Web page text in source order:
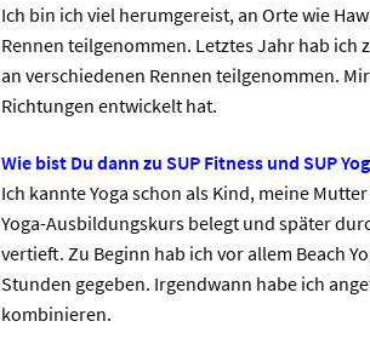
Ich bin ich viel herumgereist, an Orte wie
Rennen teilgenommen. Letztes Jahr hab ich
an verschiedenen Rennen teilgenommen.
Richtungen entwickelt hat.
Wie bist Du dann zu SUP Fitness und SUP
Ich kannte Yoga schon als Kind, meine
Yoga-Ausbildungskurs belegt und später
vertieft. Zu Beginn hab ich vor allem Beach
Stunden gegeben. Irgendwann habe ich
kombinieren.